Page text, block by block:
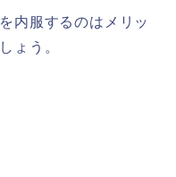
内服するのはメリッ
ょう。